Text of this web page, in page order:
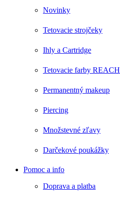
Novinky
Tetovacie strojčeky
Ihly a Cartridge
Tetovacie farby REACH
Permanentný makeup
Piercing
Množstevné zľavy
Darčekové poukážky
Pomoc a info
Doprava a platba